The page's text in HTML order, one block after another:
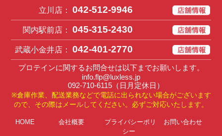
立川店： 042-512-9946
関内駅前店： 045-315-2430
武蔵小金井店： 042-401-2770
プロテインに関するお問合せは以下までお願いします。
info.flp@luxless.jp
092-710-6115（日月定休日）
※倉庫作業、配送業務などで電話に出られない場合がございます
ので、その際はメールしてください。必ずご対応いたします。
HOME 会社概要
プライバシーポリ
シー
お問い合わせ